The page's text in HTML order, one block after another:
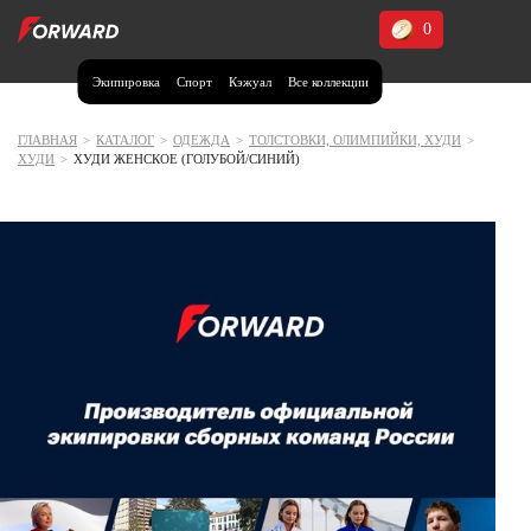
Экипировка Спорт Кэжуал Все коллекции
0
Москва и МО
Калининградская область (1)
Красноярский край (5)
Курская область (1)
Нижегородская область (1)
ГЛАВНАЯ > КАТАЛОГ > ОДЕЖДА > ТОЛСТОВКИ, ОЛИМПИЙКИ, ХУДИ >
ХУДИ > ХУДИ ЖЕНСКОЕ (ГОЛУБОЙ/СИНИЙ)